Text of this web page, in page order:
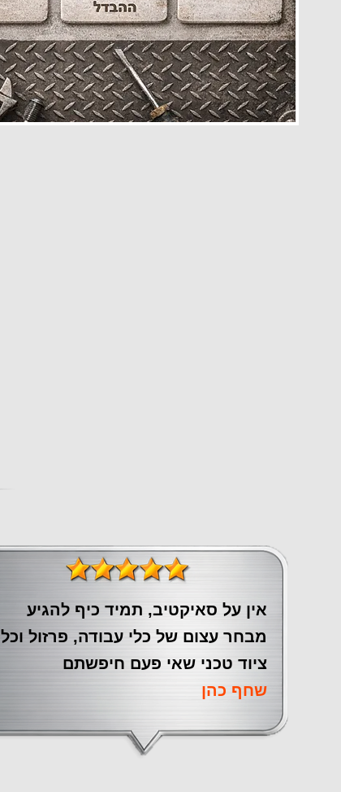
אין על סאיקטיב, תמיד כיף להגיע
מבחר עצום של כלי עבודה, פרזול וכל
ציוד טכני שאי פעם חיפשתם
שחף כהן